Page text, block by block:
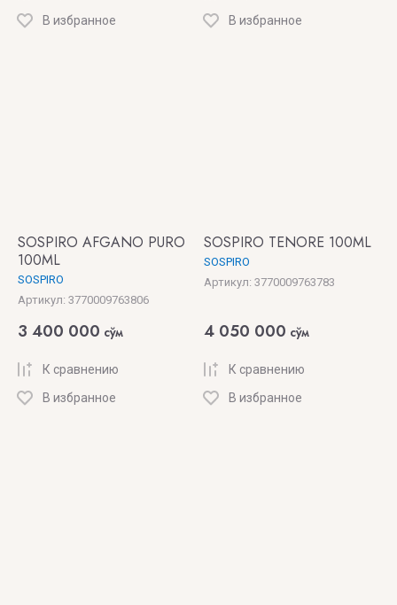
В избранное
В избранное
SOSPIRO AFGANO PURO
100ML
SOSPIRO
Артикул: 3770009763806
3 400 000 сўм
К сравнению
В избранное
SOSPIRO TENORE 100ML
SOSPIRO
Артикул: 3770009763783
4 050 000 сўм
К сравнению
В избранное